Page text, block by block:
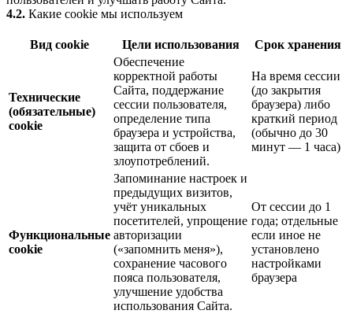
4.2. Какие cookie мы используем
Вид cookie Цели использования Срок хранения
Технические
(обязательные)
cookie
Обеспечение
корректной работы
Сайта, поддержание
сессии пользователя,
определение типа
браузера и устройства,
защита от сбоев и
злоупотреблений.
На время сессии
(до закрытия
браузера) либо
краткий период
(обычно до 30
минут — 1 часа)
Функциональные
cookie
Запоминание настроек и
предыдущих визитов,
учёт уникальных
посетителей, упрощение
авторизации
(«запомнить меня»),
сохранение часового
пояса пользователя,
улучшение удобства
использования Сайта.
От сессии до 1
года; отдельные
если иное не
установлено
настройками
браузера